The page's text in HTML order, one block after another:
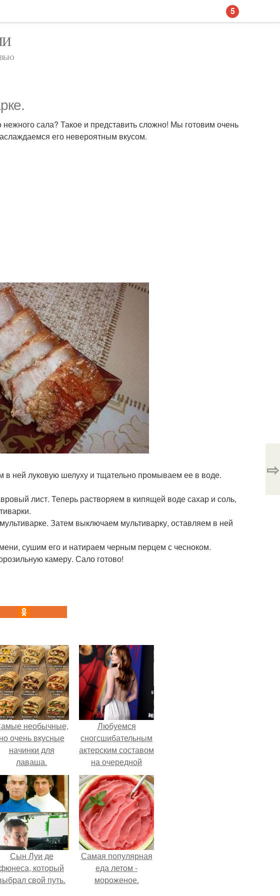
сала? Такое и представить сложно! Мы готовим очень
его невероятным вкусом.
в ней луковую шелуху и тщательно промываем ее в воде.
лист. Теперь растворяем в кипящей воде сахар и соль,
Затем выключаем мультиварку, оставляем в ней
сушим его и натираем черным перцем с чесноком.
камеру. Сало готово!
⇨
необычные,
но очень вкусные
начинки для
лаваша.
Любуемся
сногсшибательным
актерским составом
на очередной
премьере нового
человека - паука.
Сын Луи де
который
свой путь.
Самая популярная
еда летом -
мороженое.
5